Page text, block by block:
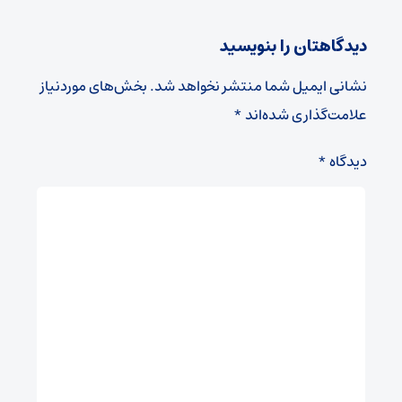
دیدگاهتان را بنویسید
نشانی ایمیل شما منتشر نخواهد شد.بخش‌های موردنیاز
علامت‌گذاری شده‌اند*
دیدگاه*